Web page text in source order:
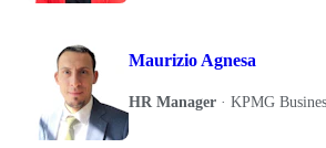
Maurizio Agnesa
HR Manager · KPMG